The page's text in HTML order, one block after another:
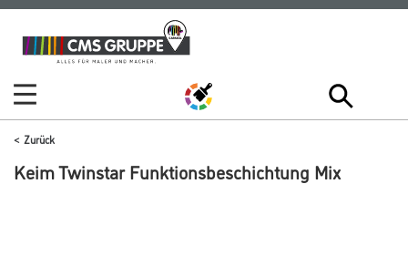
Zum
Inhalt
Zum
Navigationsmenü
Zurück
Keim Twinstar Funktionsbeschichtung Mix